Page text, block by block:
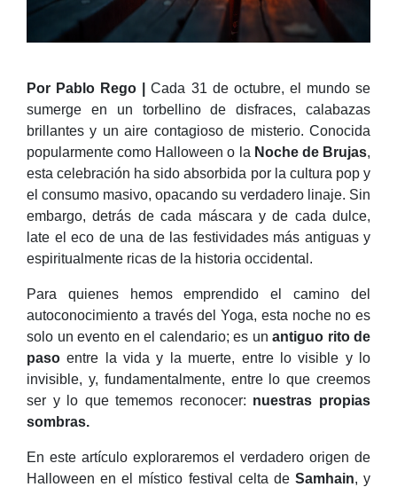
Por Pablo Rego |Cada 31 de octubre, el mundo se
sumerge en un torbellino de disfraces, calabazas
brillantes y un aire contagioso de misterio. Conocida
popularmente como Halloween o la Noche de Brujas,
esta celebración ha sido absorbida por la cultura pop y
el consumo masivo, opacando su verdadero linaje. Sin
embargo, detrás de cada máscara y de cada dulce,
late el eco de una de las festividades más antiguas y
espiritualmente ricas de la historia occidental.
Para quienes hemos emprendido el camino del
autoconocimiento a través del Yoga, esta noche no es
solo un evento en el calendario; es un antiguo rito de
paso entre la vida y la muerte, entre lo visible y lo
invisible, y, fundamentalmente, entre lo que creemos
ser y lo que tememos reconocer: nuestras propias
sombras.
En este artículo exploraremos el verdadero origen de
Halloween en el místico festival celta de Samhain, y